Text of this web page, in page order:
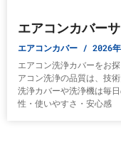
エアコンカバー
エアコンカバー 2026
エアコン洗浄カバーをお
アコン洗浄の品質は、技
洗浄カバーや洗浄機は毎
性・使いやすさ・安心感